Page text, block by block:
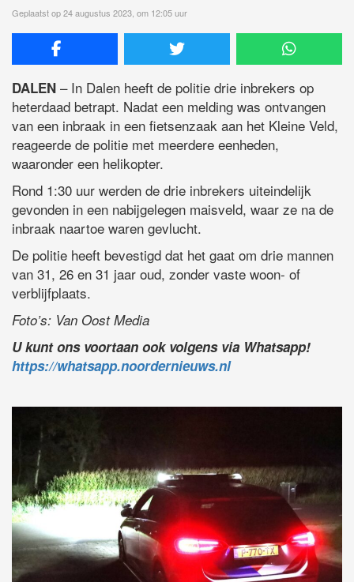
Geplaatst op 24 augustus 2023, om 12:05 uur
DALEN – In Dalen heeft de politie drie inbrekers op
heterdaad betrapt. Nadat een melding was ontvangen
van een inbraak in een fietsenzaak aan het Kleine Veld,
reageerde de politie met meerdere eenheden,
waaronder een helikopter.
Rond 1:30 uur werden de drie inbrekers uiteindelijk
gevonden in een nabijgelegen maisveld, waar ze na de
inbraak naartoe waren gevlucht.
De politie heeft bevestigd dat het gaat om drie mannen
van 31, 26 en 31 jaar oud, zonder vaste woon- of
verblijfplaats.
Foto’s: Van Oost Media
U kunt ons voortaan ook volgens via Whatsapp!
https://whatsapp.noordernieuws.nl